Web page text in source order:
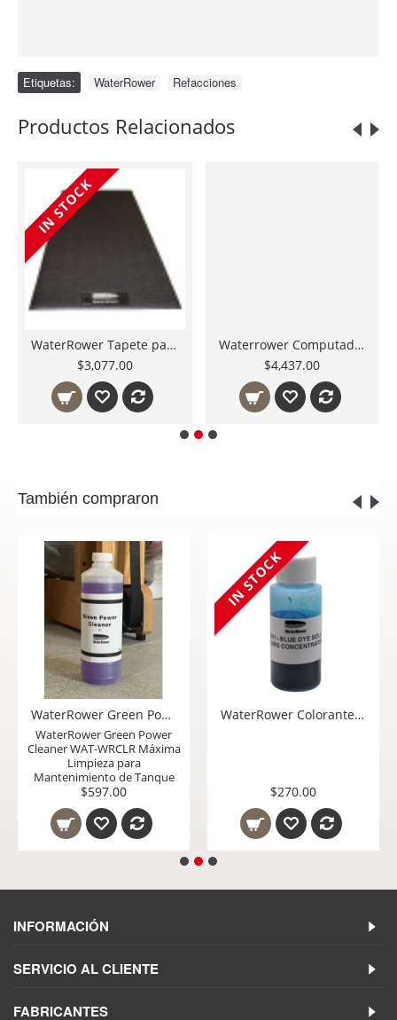
Etiquetas: WaterRower Refacciones
Productos Relacionados
IN STOCK
WaterRower Tapete para Remo WaterRower protege el piso
$3,077.00
Waterrower Computadora Remadora A1 WRPC1000 Refacciones Originales México
$4,437.00
También compraron
WaterRower Green Power Cleaner WAT-WRCLR Máxima Limpieza para Mantenimiento de Tanque
WaterRower Green Power
Cleaner WAT-WRCLR Máxima
Limpieza para
Mantenimiento de Tanque
$597.00
IN STOCK
WaterRower Colorante Azul para Agua de Tanque Personaliza tu WaterRower Distribuidor WaterRower Mexico
$270.00
INFORMACIÓN
SERVICIO AL CLIENTE
FABRICANTES